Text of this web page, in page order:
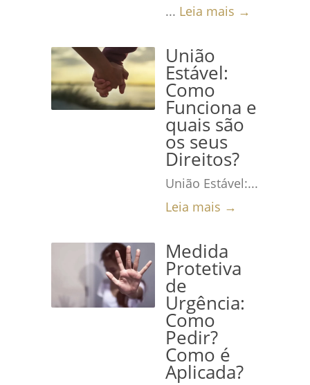
... Leia mais →
União
Estável:
Como
Funciona e
quais são
os seus
Direitos?
União Estável:...
Leia mais →
Medida
Protetiva
de
Urgência:
Como
Pedir?
Como é
Aplicada?